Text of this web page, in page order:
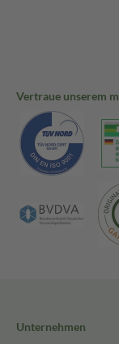
Vertraue unserem
Unternehmen